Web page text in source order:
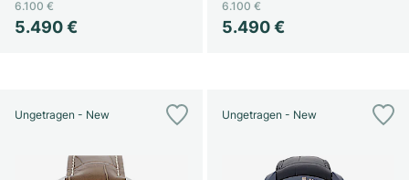
5.490 €
6.100 €
5.490 €
6.100 €
Ungetragen - New Ungetragen - New